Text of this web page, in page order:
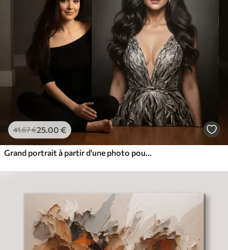
41.67€25.00 €
Grand portrait à partir d'une photo pour le mur